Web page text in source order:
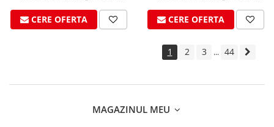
- Recipienti si pensule
Pentru membrane
Unelte pentru constructii
VESTIS
CERE OFERTA
VESTIS
CERE OFERTA
1 2 3 ... 44
MAGAZINUL MEU